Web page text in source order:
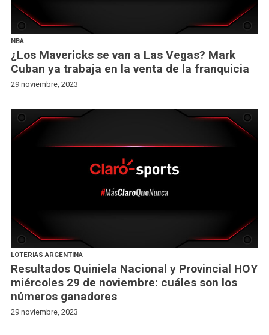
NBA
¿Los Mavericks se van a Las Vegas? Mark
Cuban ya trabaja en la venta de la franquicia
29 noviembre, 2023
LOTERIAS ARGENTINA
Resultados Quiniela Nacional y Provincial HOY
miércoles 29 de noviembre: cuáles son los
números ganadores
29 noviembre, 2023